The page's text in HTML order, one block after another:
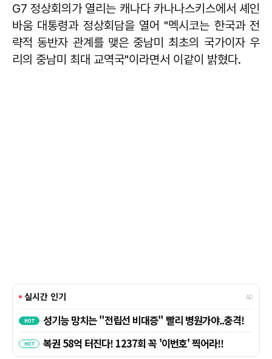
G7 정상회의가 열리는 캐나다 카나나스키스에서 셰인
바움 대통령과 정상회담을 열어 "멕시코는 한국과 전
략적 동반자 관계를 맺은 중남미 최초의 국가이자 우
리의 중남미 최대 교역국"이라면서 이같이 밝혔다.